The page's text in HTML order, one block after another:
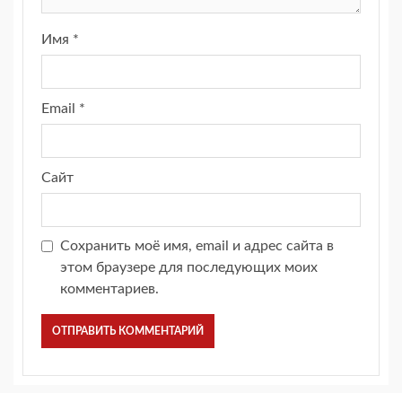
Имя *
Email *
Сайт
Сохранить моё имя, email и адрес сайта в
этом браузере для последующих моих
комментариев.